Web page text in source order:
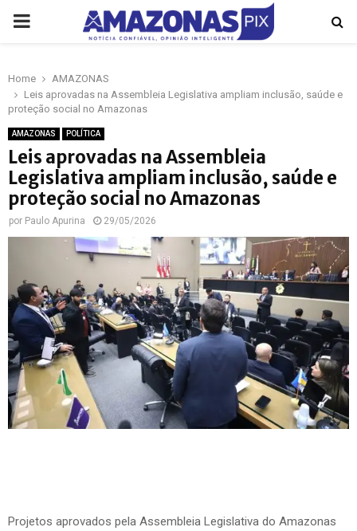
PRIMARY
Home
AMAZONAS
Leis aprovadas na Assembleia Legislativa ampliam inclusão, saúde e
proteção social no Amazonas
AMAZONAS POLÍTICA
Leis aprovadas na Assembleia
Legislativa ampliam inclusão, saúde e
proteção social no Amazonas
por Paulo Apurina 29/05/2026
Projetos aprovados pela Assembleia Legislativa do Amazonas